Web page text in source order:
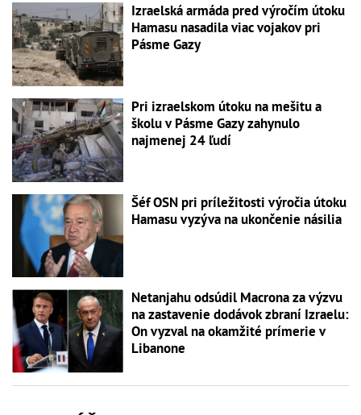
Izraelská armáda pred výročím útoku
Hamasu nasadila viac vojakov pri
Pásme Gazy
Pri izraelskom útoku na mešitu a
školu v Pásme Gazy zahynulo
najmenej 24 ľudí
Šéf OSN pri príležitosti výročia útoku
Hamasu vyzýva na ukončenie násilia
Netanjahu odsúdil Macrona za výzvu
na zastavenie dodávok zbraní Izraelu:
On vyzval na okamžité prímerie v
Libanone